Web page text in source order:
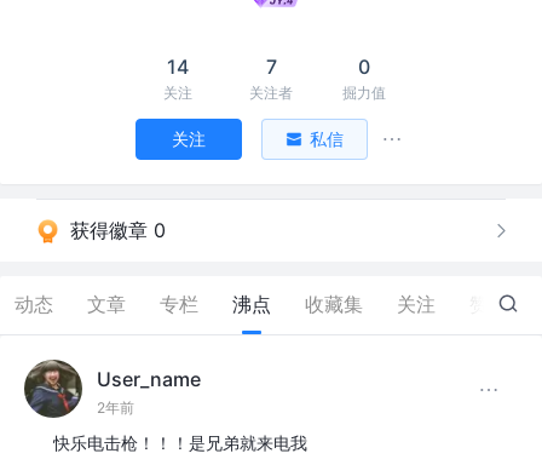
14
关注
7
关注者
0
掘力值
关注 私信
获得徽章 0
动态 文章 专栏 沸点 收藏集 关注 47
User_name
2年前
快乐电击枪！！！是兄弟就来电我